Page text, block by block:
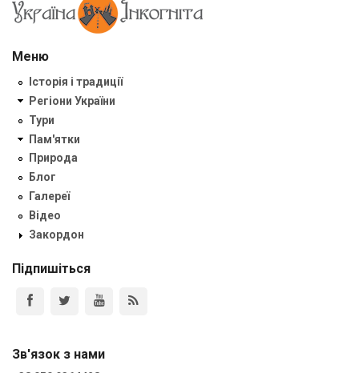
Меню
Історія і традиції
Регіони України
Тури
Пам'ятки
Природа
Блог
Галереї
Відео
Закордон
Підпишіться
Зв'язок з нами